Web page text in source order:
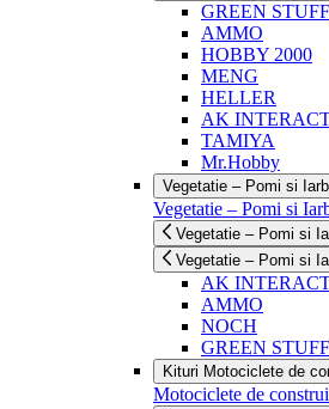
GREEN STUFF
AMMO
HOBBY 2000
MENG
HELLER
AK
TAMIYA
Mr.Hobby
Vegetatie – Pomi si
Vegetatie – Pomi si
Vegetatie – Pomi si
Vegetatie – Pomi si
AK
AMMO
NOCH
GREEN STUFF
Kituri Motociclete de
Motociclete de